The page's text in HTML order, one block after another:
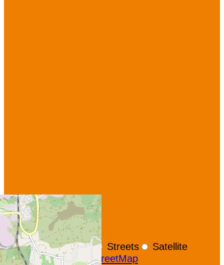
+−
OpenStreetMap
Streets
Satellite
Leaflet |©OpenStreetMap